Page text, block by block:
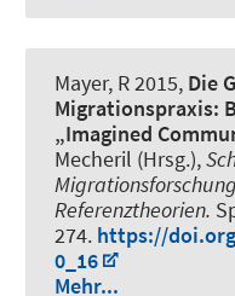
Mayer, R2015, Die
Migrationspraxis:
„Imagined
Mecheril (Hrsg.),
Referenztheorien.
274. https://
0_16
Mehr...